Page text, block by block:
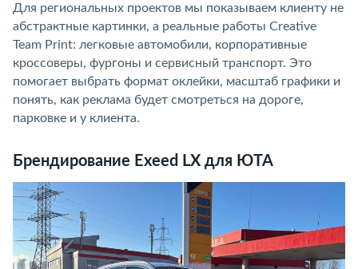
Для региональных проектов мы показываем клиенту не
абстрактные картинки, а реальные работы Creative
Team Print: легковые автомобили, корпоративные
кроссоверы, фургоны и сервисный транспорт. Это
помогает выбрать формат оклейки, масштаб графики и
понять, как реклама будет смотреться на дороге,
парковке и у клиента.
Брендирование Exeed LX для ЮТА